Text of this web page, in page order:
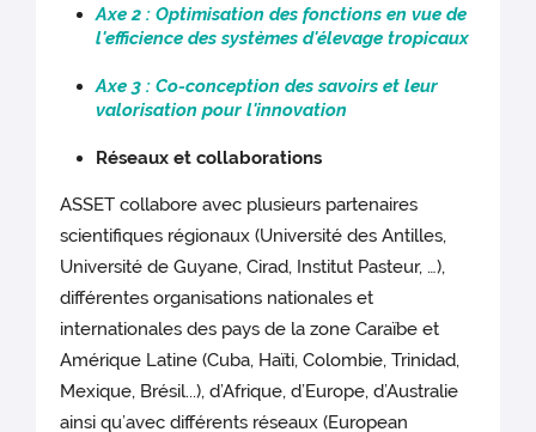
Axe 2 : Optimisation des fonctions en vue de
l'efficience des systèmes d'élevage tropicaux
Axe 3 : Co-conception des savoirs et leur
valorisation pour l'innovation
Réseaux et collaborations
ASSET collabore avec plusieurs partenaires
scientifiques régionaux (Université des Antilles,
Université de Guyane, Cirad, Institut Pasteur, …),
différentes organisations nationales et
internationales des pays de la zone Caraïbe et
Amérique Latine (Cuba, Haïti, Colombie, Trinidad,
Mexique, Brésil...), d’Afrique, d’Europe, d’Australie
ainsi qu’avec différents réseaux (European